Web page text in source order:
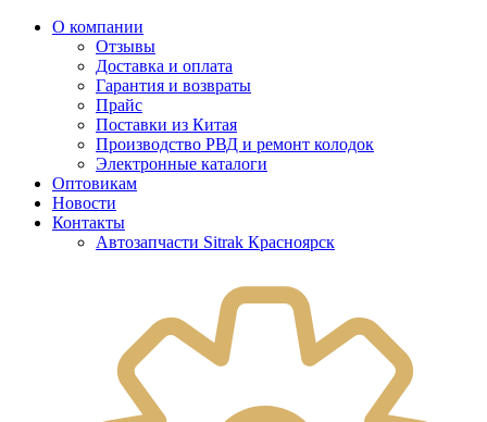
О компании
Отзывы
Доставка и оплата
Гарантия и возвраты
Прайс
Поставки из Китая
Производство РВД и ремонт колодок
Электронные каталоги
Оптовикам
Новости
Контакты
Автозапчасти Sitrak Красноярск